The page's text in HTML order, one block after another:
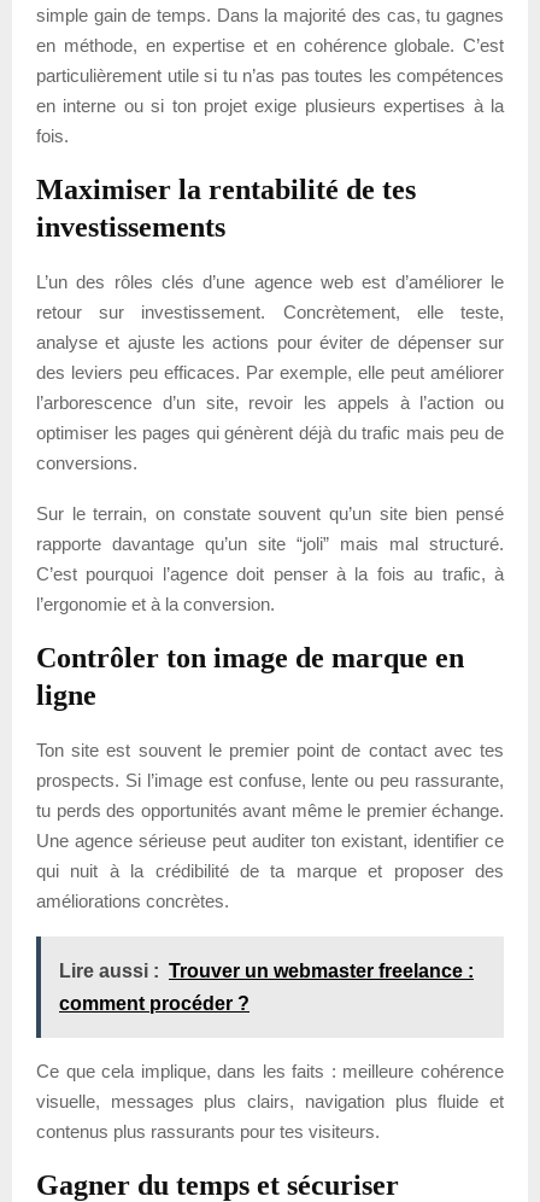
simple gain de temps. Dans la majorité des cas, tu gagnes
en méthode, en expertise et en cohérence globale. C’est
particulièrement utile si tu n’as pas toutes les compétences
en interne ou si ton projet exige plusieurs expertises à la
fois.
Maximiser la rentabilité de tes
investissements
L’un des rôles clés d’une agence web est d’améliorer le
retour sur investissement. Concrètement, elle teste,
analyse et ajuste les actions pour éviter de dépenser sur
des leviers peu efficaces. Par exemple, elle peut améliorer
l’arborescence d’un site, revoir les appels à l’action ou
optimiser les pages qui génèrent déjà du trafic mais peu de
conversions.
Sur le terrain, on constate souvent qu’un site bien pensé
rapporte davantage qu’un site “joli” mais mal structuré.
C’est pourquoi l’agence doit penser à la fois au trafic, à
l’ergonomie et à la conversion.
Contrôler ton image de marque en
ligne
Ton site est souvent le premier point de contact avec tes
prospects. Si l’image est confuse, lente ou peu rassurante,
tu perds des opportunités avant même le premier échange.
Une agence sérieuse peut auditer ton existant, identifier ce
qui nuit à la crédibilité de ta marque et proposer des
améliorations concrètes.
Lire aussi : Trouver un webmaster freelance :
comment procéder ?
Ce que cela implique, dans les faits : meilleure cohérence
visuelle, messages plus clairs, navigation plus fluide et
contenus plus rassurants pour tes visiteurs.
Gagner du temps et sécuriser